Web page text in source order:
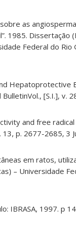
as
1985. Dissertação
Federal do Rio
Hepatoprotective
[S.I.], v.
and free
p. 2677-2685, 3
em ratos,
– Universidade
IBRASA, 1997. p